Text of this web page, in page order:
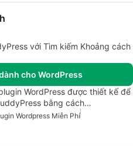
với Tìm kiếm Khoảng cách
cho WordPress
WordPress được thiết kế để
bằng cách…
Wordpress Miễn Phí